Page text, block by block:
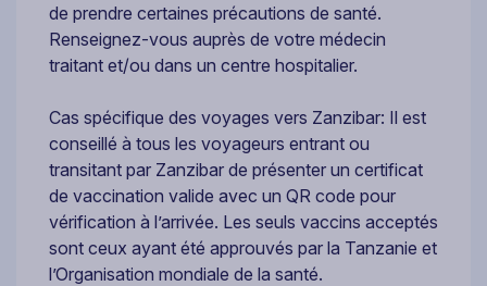
de prendre certaines précautions de santé.
Renseignez-vous auprès de votre médecin
traitant et/ou dans un centre hospitalier.
Cas spécifique des voyages vers Zanzibar: Il est
conseillé à tous les voyageurs entrant ou
transitant par Zanzibar de présenter un certificat
de vaccination valide avec un QR code pour
vérification à l’arrivée. Les seuls vaccins acceptés
sont ceux ayant été approuvés par la Tanzanie et
l’Organisation mondiale de la santé.